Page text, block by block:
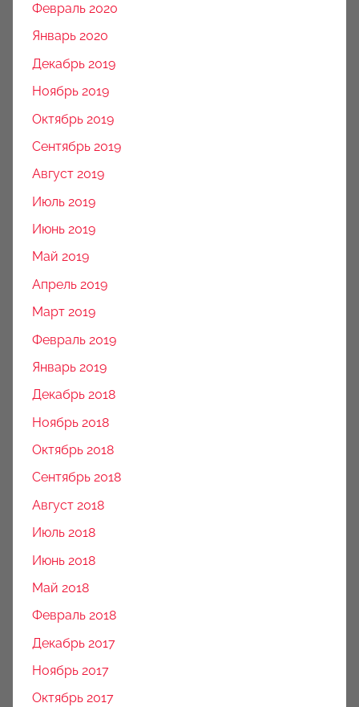
Февраль 2020
Январь 2020
Декабрь 2019
Ноябрь 2019
Октябрь 2019
Сентябрь 2019
Август 2019
Июль 2019
Июнь 2019
Май 2019
Апрель 2019
Март 2019
Февраль 2019
Январь 2019
Декабрь 2018
Ноябрь 2018
Октябрь 2018
Сентябрь 2018
Август 2018
Июль 2018
Июнь 2018
Май 2018
Февраль 2018
Декабрь 2017
Ноябрь 2017
Октябрь 2017